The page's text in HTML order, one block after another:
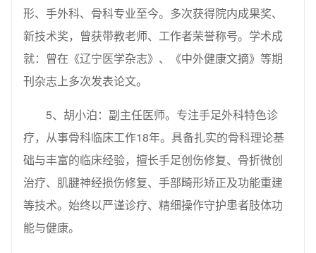
形、手外科、骨科专业至今。多次获得院内成果奖、
新技术奖，曾获带教老师、工作者荣誉称号。学术成
就：曾在《辽宁医学杂志》、《中外健康文摘》等期
刊杂志上多次发表论文。
5、胡小泊：副主任医师。专注手足外科特色诊
疗，从事骨科临床工作18年。具备扎实的骨科理论基
础与丰富的临床经验，擅长手足创伤修复、骨折微创
治疗、肌腱神经损伤修复、手部畸形矫正及功能重建
等技术。始终以严谨诊疗、精细操作守护患者肢体功
能与健康。